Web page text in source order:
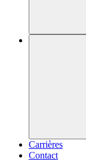
Carrières
Contact